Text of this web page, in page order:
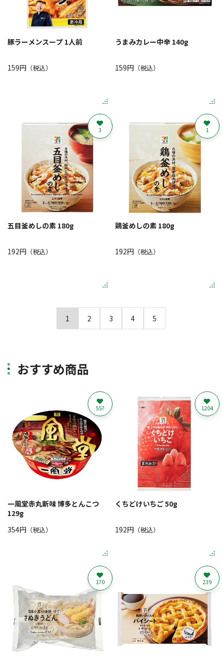
豚ラーメンスープ 1人前
159円 （税込）
うまみカレー中辛 140g
159円（税込）
五目釜めしの素 180g
192円 （税込）
3
鶏釜めしの素 180g
192円（税込）
1
1 2 3 4 5
おすすめ商品
一風堂赤丸新味 博多とんこつ
129g
354円 （税込）
557
くちどけいちご 50g
192円（税込）
1204
170 239